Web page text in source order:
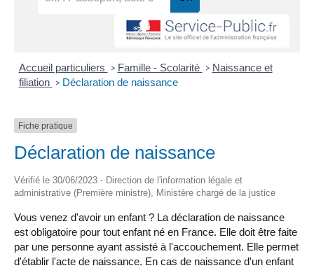
Accueil particuliers > Famille - Scolarité > Naissance et
filiation > Déclaration de naissance
Fiche pratique
Déclaration de naissance
Vérifié le 30/06/2023 - Direction de l'information légale et
administrative (Première ministre), Ministère chargé de la justice
Vous venez d'avoir un enfant ? La déclaration de naissance
est obligatoire pour tout enfant né en France. Elle doit être faite
par une personne ayant assisté à l'accouchement. Elle permet
d'établir l'acte de naissance. En cas de naissance d'un enfant